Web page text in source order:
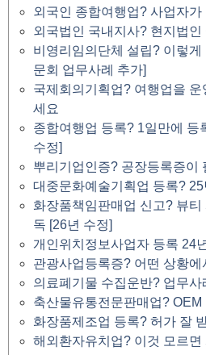
외국인 종합여행업? 사업자
외국법인 국내지사? 현지법인
비영리임의단체 설립? 이렇
문회 업무사례 추가]
국제회의기획업? 여행업을
세요
종합여행업 등록? 1일만에 등
수정]
뿌리기업인증? 공장등록증이
대중문화예술기획업 등록?
화장품책임판매업 신고? 뷰
독 [26년 수정]
개인위치정보사업자 등록 24
관광사업등록증? 어떤 상황
의료폐기물 수집운반? 업무사
축산물유통전문판매업? OEM
화장품제조업 등록? 허가 잘
해외환자유치업? 이것 모르